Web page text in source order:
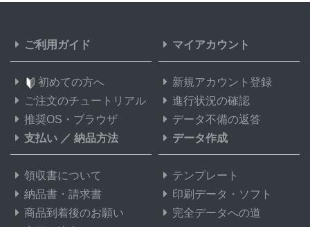
ご利用ガイド
初めての方へ
ご注文のチュートリアル
推奨OS・ブラウザ
マイアカウント
新規アカウント登録
進行状況の確認
データ不備の返答
支払い ／ 納品方法
領収書について
納品書・請求書
商品到着後のお願い
データ作成
テンプレート
印刷データ・ソフト
完全データへの道